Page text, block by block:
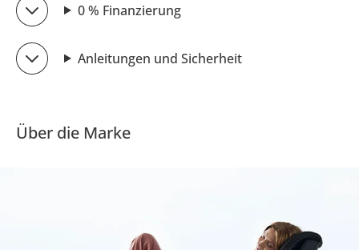
0 % Finanzierung
Anleitungen und Sicherheit
Über die Marke